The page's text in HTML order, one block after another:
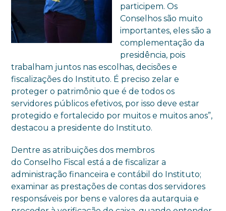
participem. Os
Conselhos são muito
importantes, eles são a
complementação da
presidência, pois
trabalham juntos nas escolhas, decisões e
fiscalizações do Instituto. É preciso zelar e
proteger o patrimônio que é de todos os
servidores públicos efetivos, por isso deve estar
protegido e fortalecido por muitos e muitos anos”,
destacou a presidente do Instituto.
Dentre as atribuições dos membros
do Conselho Fiscal está a de fiscalizar a
administração financeira e contábil do Instituto;
examinar as prestações de contas dos servidores
responsáveis por bens e valores da autarquia e